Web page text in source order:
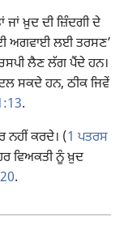
ਖ਼ੁਦ ਦੀ ਜ਼ਿੰਦਗੀ ਦੇ
ਅਗਵਾਈ ਲਈ ਤਰਸਣ’
ਲੈਣ ਲੱਗ ਪੈਂਦੇ ਹਨ।
ਸਕਦੇ ਹਨ, ਠੀਕ ਜਿਵੇਂ
.
ਨਹੀਂ ਕਰਦੇ। (1 ਪਤਰਸ
ਵਿਅਕਤੀ ਨੂੰ ਖ਼ੁਦ
.